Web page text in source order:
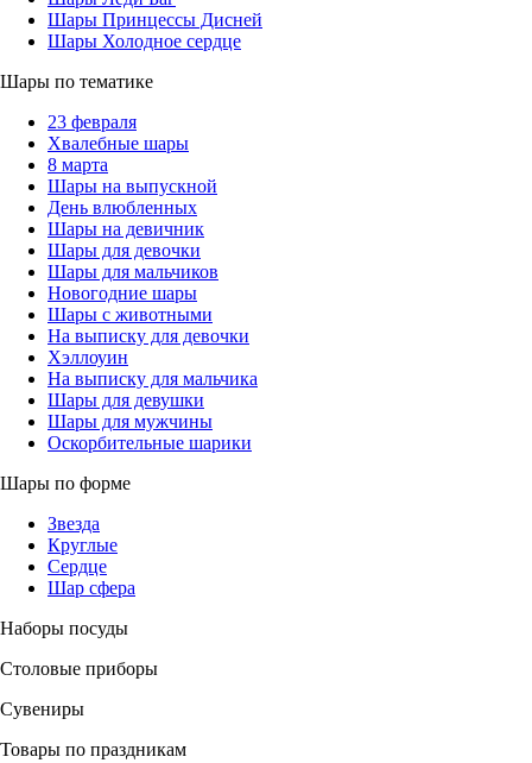
Шары Принцессы Дисней
Шары Холодное сердце
Шары по тематике
23 февраля
Хвалебные шары
8 марта
Шары на выпускной
День влюбленных
Шары на девичник
Шары для девочки
Шары для мальчиков
Новогодние шары
Шары с животными
На выписку для девочки
Хэллоуин
На выписку для мальчика
Шары для девушки
Шары для мужчины
Оскорбительные шарики
Шары по форме
Звезда
Круглые
Сердце
Шар сфера
Наборы посуды
Столовые приборы
Сувениры
Товары по праздникам